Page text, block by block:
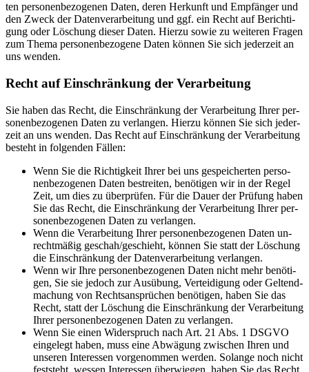
ten per­so­nen­be­zo­ge­nen Da­ten, de­ren Her­kunft und Emp­fän­ger und
den Zweck der Da­ten­ver­ar­bei­tung und ggf. ein Recht auf Be­rich­ti­
gung oder Lö­schung die­ser Da­ten. Hier­zu so­wie zu wei­te­ren Fra­gen
zum The­ma per­so­nen­be­zo­ge­ne Da­ten kön­nen Sie sich je­der­zeit an
uns wen­den.
Recht auf Ein­schrän­kung der Ver­ar­bei­tung
Sie ha­ben das Recht, die Ein­schrän­kung der Ver­ar­bei­tung Ih­rer per­
so­nen­be­zo­ge­nen Da­ten zu ver­lan­gen. Hier­zu kön­nen Sie sich je­der­
zeit an uns wen­den. Das Recht auf Ein­schrän­kung der Ver­ar­bei­tung
be­steht in fol­gen­den Fäl­len:
Wenn Sie die Rich­tig­keit Ih­rer bei uns ge­spei­cher­ten per­so­
nen­be­zo­ge­nen Da­ten be­strei­ten, be­nö­ti­gen wir in der Re­gel
Zeit, um dies zu über­prü­fen. Für die Dau­er der Prü­fung ha­ben
Sie das Recht, die Ein­schrän­kung der Ver­ar­bei­tung Ih­rer per­
so­nen­be­zo­ge­nen Da­ten zu ver­lan­gen.
Wenn die Ver­ar­bei­tung Ih­rer per­so­nen­be­zo­ge­nen Da­ten un­
recht­mä­ßig geschah/geschieht, kön­nen Sie statt der Lö­schung
die Ein­schrän­kung der Da­ten­ver­ar­bei­tung ver­lan­gen.
Wenn wir Ihre per­so­nen­be­zo­ge­nen Da­ten nicht mehr be­nö­ti­
gen, Sie sie je­doch zur Aus­übung, Ver­tei­di­gung oder Gel­tend­
ma­chung von Rechts­an­sprü­chen be­nö­ti­gen, ha­ben Sie das
Recht, statt der Lö­schung die Ein­schrän­kung der Ver­ar­bei­tung
Ih­rer per­so­nen­be­zo­ge­nen Da­ten zu ver­lan­gen.
Wenn Sie ei­nen Wi­der­spruch nach Art. 21 Abs. 1 DSGVO
ein­ge­legt ha­ben, muss eine Ab­wä­gung zwi­schen Ih­ren und
un­se­ren In­ter­es­sen vor­ge­nom­men wer­den. So­lan­ge noch nicht
fest­steht, wes­sen In­ter­es­sen über­wie­gen, ha­ben Sie das Recht,